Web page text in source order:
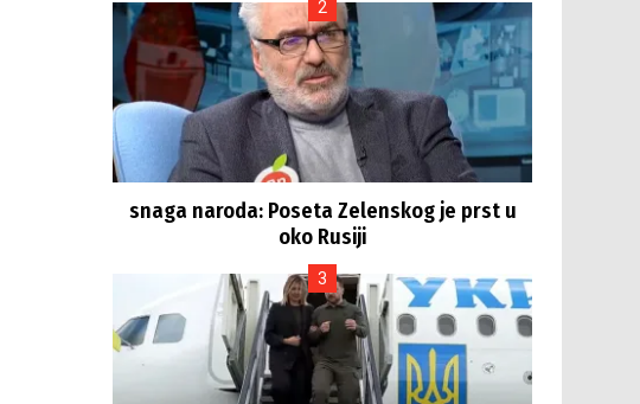
snaga naroda: Poseta Zelenskog je prst u
oko Rusiji